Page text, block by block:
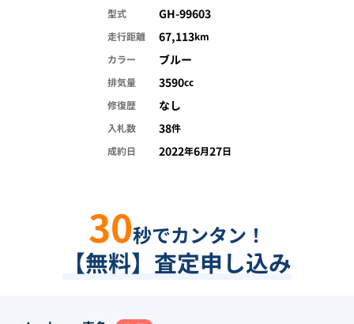
型式 GH-99603
走行距離 67,113km
カラー
ブルー
排気量 3590cc
修復歴
なし
入札数 38件
成約日
2022年6月27日
30秒でカンタン！
【無料】査定申し込み